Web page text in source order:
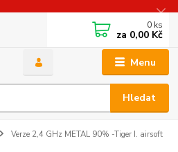
Menu
Hledat
0 ks
za 0,00 Kč
Verze 2,4 GHz METAL 90% -Tiger I. airsoft